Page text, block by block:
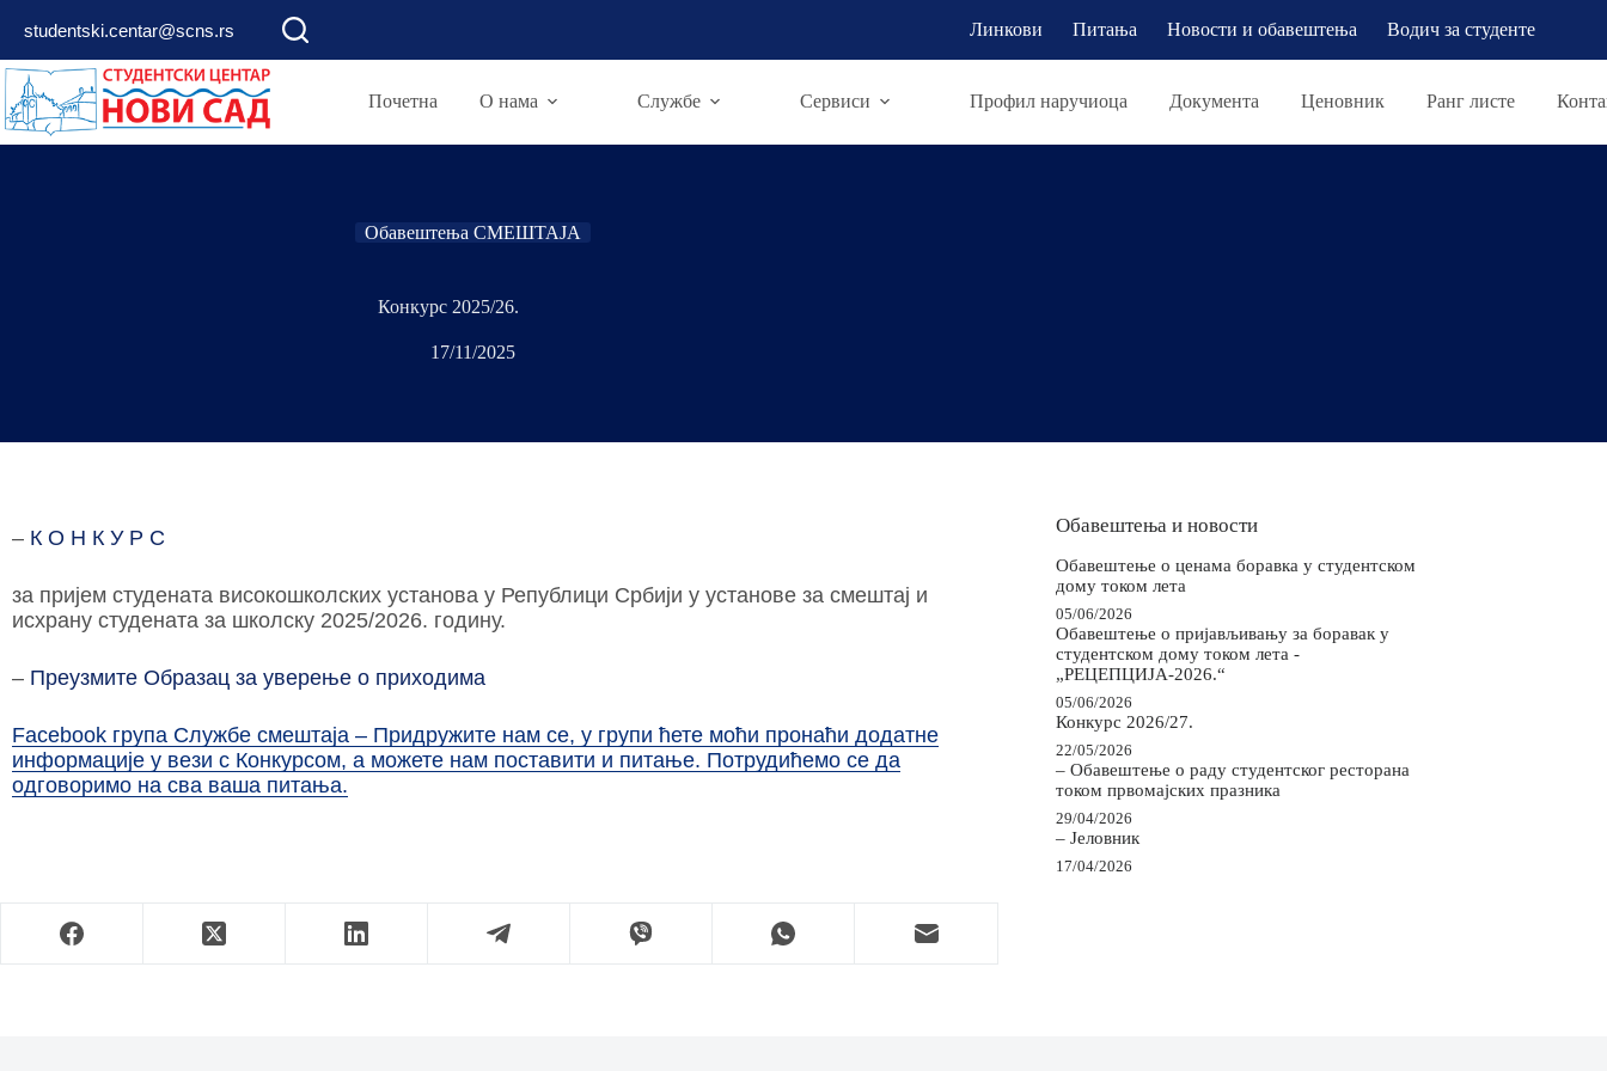
studentski.centar@scns.rs Линкови Питања Новости и обавештења Водич за студенте
Почетна О нама Службе Сервиси Профил наручиоца Документа Ценовник Ранг листе
Обавештења СМЕШТАЈА
Конкурс 2025/26.
17/11/2025
– К О Н К У Р С
за пријем студената високошколских установа у Републици Србији у установе за смештај и
исхрану студената за школску 2025/2026. годину.
– Преузмите Образац за уверење о приходима
Facebook група Службе смештаја – Придружите нам се, у групи ћете моћи пронаћи додатне
информације у вези с Конкурсом, а можете нам поставити и питање. Потрудићемо се да
одговоримо на сва ваша питања.
Обавештења и новости
Обавештење о ценама боравка у студентском
дому током лета
05/06/2026
Обавештење о пријављивању за боравак у
студентском дому током лета -
„РЕЦЕПЦИЈА-2026.“
05/06/2026
Конкурс 2026/27.
22/05/2026
– Обавештење о раду студентског ресторана
током првомајских празника
29/04/2026
– Јеловник
17/04/2026